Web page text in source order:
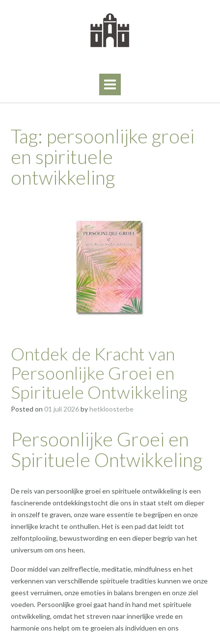
Tag: persoonlijke groei
en spirituele
ontwikkeling
Ontdek de Kracht van
Persoonlijke Groei en
Spirituele Ontwikkeling
Posted on 01 juli 2026byhetkloosterbe
Persoonlijke Groei en
Spirituele Ontwikkeling
De reis van persoonlijke groei en spirituele ontwikkeling is een
fascinerende ontdekkingstocht die ons in staat stelt om dieper
in onszelf te graven, onze ware essentie te begrijpen en onze
innerlijke kracht te onthullen. Het is een pad dat leidt tot
zelfontplooiing, bewustwording en een dieper begrip van het
universum om ons heen.
Door middel van zelfreflectie, meditatie, mindfulness en het
verkennen van verschillende spirituele tradities kunnen we onze
geest verruimen, onze emoties in balans brengen en onze ziel
voeden. Persoonlijke groei gaat hand in hand met spirituele
ontwikkeling, omdat het streven naar innerlijke vrede en
harmonie ons helpt om te groeien als individuen en ons